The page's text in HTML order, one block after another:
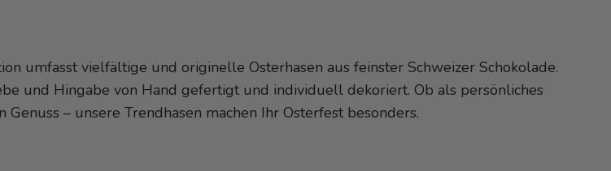
umfasst vielfältige und originelle Osterhasen aus feinster Schweizer Schokolade.
und Hingabe von Hand gefertigt und individuell dekoriert. Ob als persönliches
Genuss – unsere Trendhasen machen Ihr Osterfest besonders.